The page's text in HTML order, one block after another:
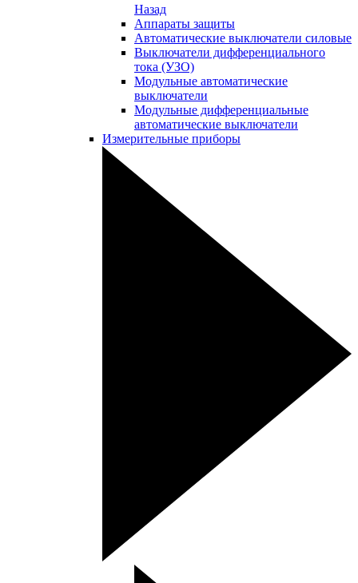
Назад
Аппараты защиты
Автоматические выключатели силовые
Выключатели дифференциального
тока (УЗО)
Модульные автоматические
выключатели
Модульные дифференциальные
автоматические выключатели
Измерительные приборы